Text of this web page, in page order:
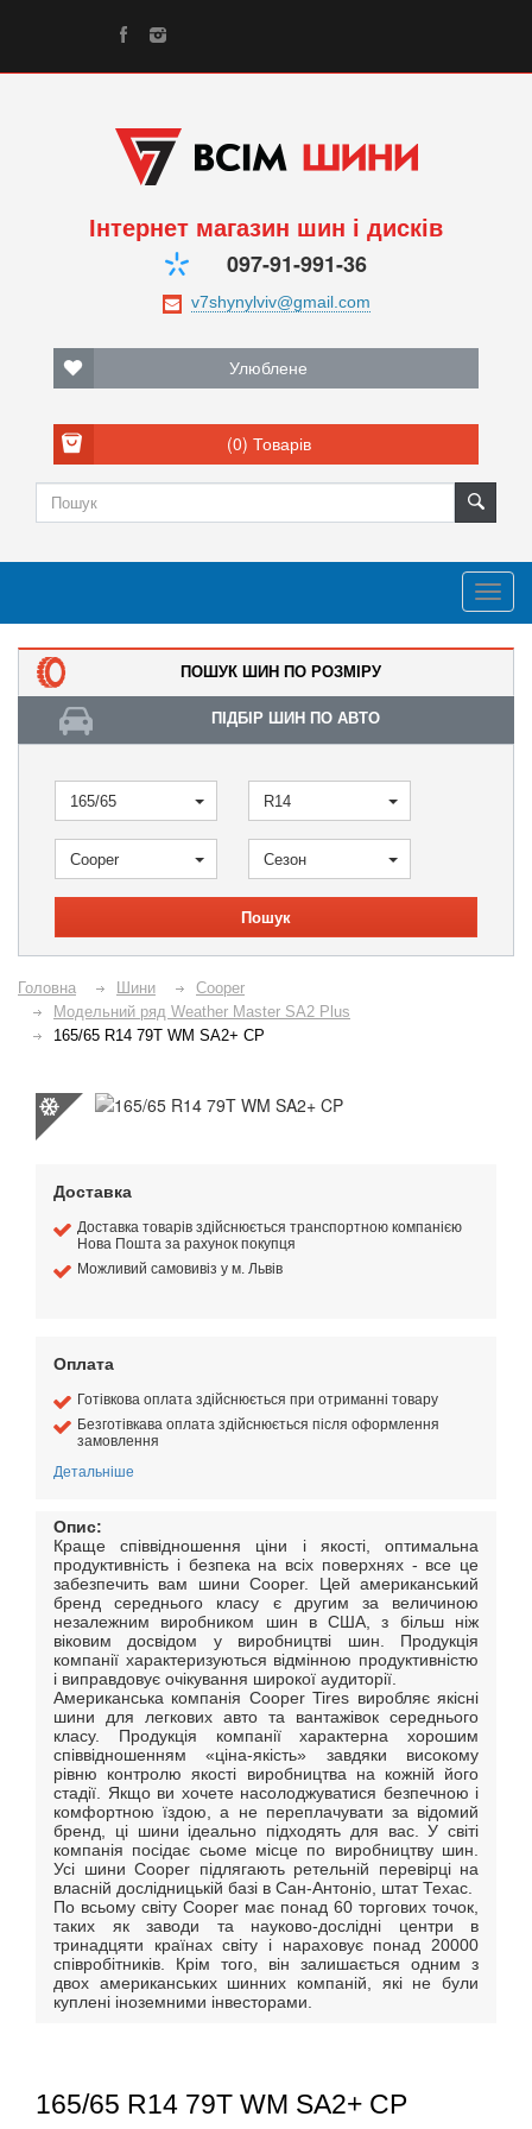
Інтернет магазин шин і дисків
097-91-991-36
Улюблене
(0) Товарів
ПОШУК ШИН ПО РОЗМІРУ
ПІДБІР ШИН ПО АВТО
165/65 R14
Cooper Сезон
Пошук
Головна Шини
Cooper
Модельний ряд Weather Master SA2 Plus
165/65 R14 79T WM SA2+ CP
Доставка
Доставка товарів здійснюється транспортною компанією
Нова Пошта за рахунок покупця
Можливий самовивіз у м. Львів
Оплата
Готівкова оплата здійснюється при отриманні товару
Безготівкава оплата здійснюється після оформлення
замовлення
Детальніше
Опис:
Краще співвідношення ціни і якості, оптимальна
продуктивність і безпека на всіх поверхнях - все це
забезпечить вам шини Cooper. Цей американський
бренд середнього класу є другим за величиною
незалежним виробником шин в США, з більш ніж
віковим досвідом у виробництві шин. Продукція
компанії характеризуються відмінною продуктивністю
і виправдовує очікування широкої аудиторії.
Американська компанія Cooper Tires виробляє якісні
шини для легкових авто та вантажівок середнього
класу. Продукція компанії характерна хорошим
співвідношенням «ціна-якість» завдяки високому
рівню контролю якості виробництва на кожній його
стадії. Якщо ви хочете насолоджуватися безпечною і
комфортною їздою, а не переплачувати за відомий
бренд, ці шини ідеально підходять для вас. У світі
компанія посідає сьоме місце по виробництву шин.
Усі шини Cooper підлягають ретельній перевірці на
власній дослідницькій базі в Сан-Антоніо, штат Техас.
По всьому світу Cooper має понад 60 торгових точок,
таких як заводи та науково-дослідні центри в
тринадцяти країнах світу і нараховує понад 20000
співробітників. Крім того, він залишається одним з
двох американських шинних компаній, які не були
куплені іноземними інвесторами.
165/65 R14 79T WM SA2+ CP